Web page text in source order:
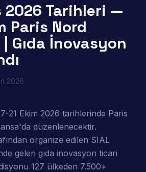
2026 Tarihleri —
Paris Nord
Gıda İnovasyon
2026
21 Ekim 2026 tarihlerinde Paris
düzenlenecektir.
organize edilen SIAL
gelen gıda inovasyon ticari
127 ülkeden 7.500+